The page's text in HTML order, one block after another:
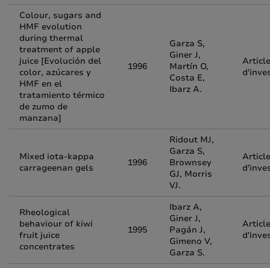
Colour, sugars and
HMF evolution
during thermal
treatment of apple
juice [Evolución del
color, azúcares y
HMF en el
tratamiento térmico
de zumo de
manzana]
1996
Garza S,
Giner J,
Martín O,
Costa E,
Ibarz A.
Article
Mixed iota-kappa
carrageenan gels
1996
Ridout MJ,
Garza S,
Brownsey
GJ, Morris
VJ.
Article
Rheological
behaviour of kiwi
fruit juice
concentrates
1995
Ibarz A,
Giner J,
Pagán J,
Gimeno V,
Garza S.
Article